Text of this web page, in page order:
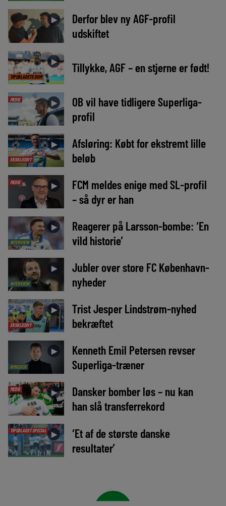
►
Derfor blev ny AGF-profil
udskiftet
TIPSBLADETS DOM
► Tillykke, AGF – en stjerne er født!
MEDIE ►
OB vil have tidligere Superliga-
profil
EKSKLUSIVT
►
Afsløring: Købt for ekstremt lille
beløb
MEDIE ►
FCM meldes enige med SL-profil
– så dyr er han
INTERVIEW
►
Reagerer på Larsson-bombe: ‘En
vild historie’
INTERVIEW
►
Jubler over store FC København-
nyheder
EKSKLUSIVT
►
Trist Jesper Lindstrøm-nyhed
bekræftet
NYHEDER
►
Kenneth Emil Petersen revser
Superliga-træner
MEDIE ►
Dansker bomber løs – nu kan
han slå transferrekord
TIPSBLADET SPECIAL ►
‘Et af de største danske
resultater’